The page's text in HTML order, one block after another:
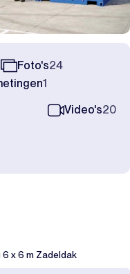
Foto's24
1
Video's20
x 6 m Zadeldak